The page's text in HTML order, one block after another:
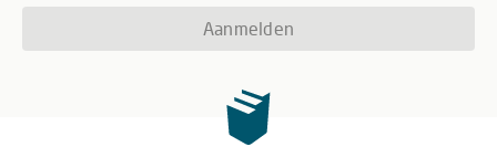
Aanmelden